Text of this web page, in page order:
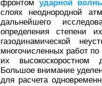
фронтом ударной
слоях неоднородной
дальнейшего
определения степени
газодинамической
многочисленных работ
их
Большое внимание
для расчета